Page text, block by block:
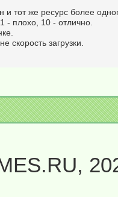
и тот же ресурс более
- плохо, 10 - отлично.
скорость загрузки.